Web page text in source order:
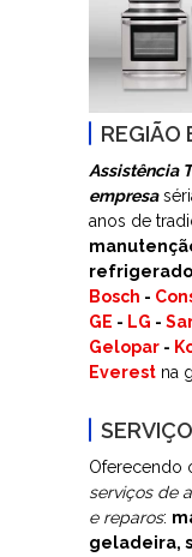
REGIÃO
Assistência
empresa
anos de
Bosch -
GE - LG -
Gelopar -
Everest na
Oferecendo
serviços de
e reparos:
geladeira,